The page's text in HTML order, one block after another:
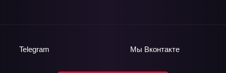
Telegram Мы Вконтакте